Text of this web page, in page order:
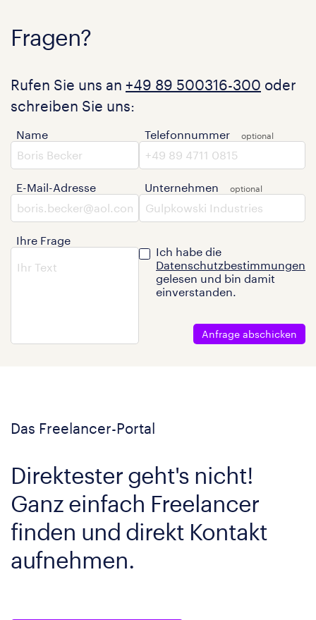
Fragen?
Rufen Sie uns an +49 89 500316-300 oder
schreiben Sie uns:
Name
E-Mail-Adresse
Ihre Frage
Telefonnummer
Unternehmen
Ich habe die
Datenschutzbestimmungen
gelesen und bin damit
einverstanden.
Anfrage abschicken
Das Freelancer-Portal
Direktester geht's nicht!
Ganz einfach Freelancer
finden und direkt Kontakt
aufnehmen.